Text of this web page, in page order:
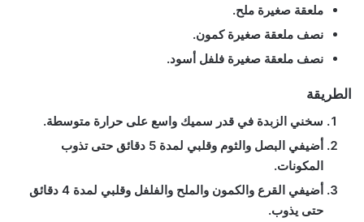
ملعقة صغيرة ملح.
نصف ملعقة صغيرة كمون.
نصف ملعقة صغيرة فلفل أسود.
الطريقة
سخني الزبدة في قدر سميك واسع على حرارة متوسطة.
أضيفي البصل والثوم وقلبي لمدة 5 دقائق حتى تذوب
المكونات.
أضيفي القرع والكمون والملح والفلفل وقلبي لمدة 4 دقائق
حتى يذوب.